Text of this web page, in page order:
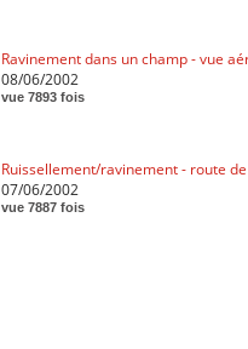
Ravinement dans un champ - vue
08/06/2002
vue 7893 fois
Ruissellement/ravinement - route
07/06/2002
vue 7887 fois